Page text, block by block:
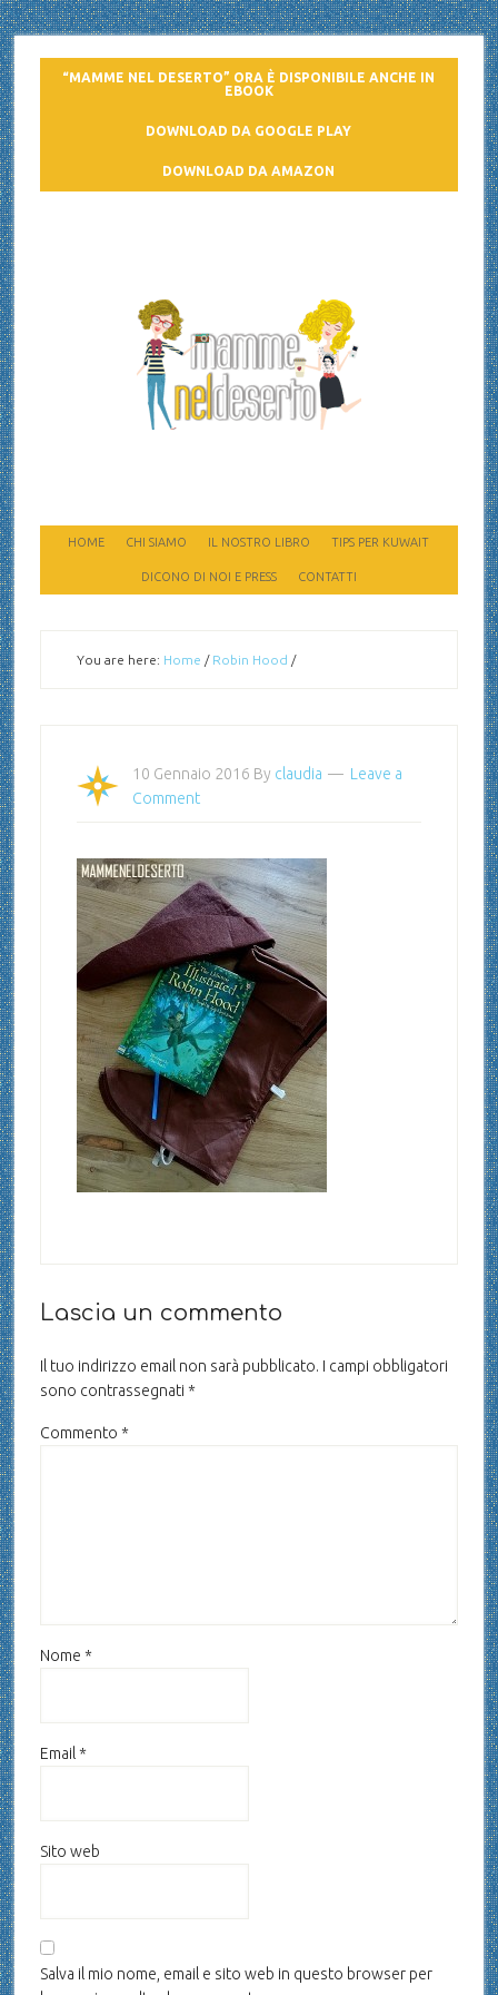
“MAMME NEL DESERTO” ORA È DISPONIBILE ANCHE IN
EBOOK
DOWNLOAD DA GOOGLE PLAY
DOWNLOAD DA AMAZON
HOME CHI SIAMO IL NOSTRO LIBRO TIPS PER KUWAIT
DICONO DI NOI E PRESS CONTATTI
You are here: Home / Robin Hood /
10 Gennaio 2016 By claudia
Leave a
Comment
Lascia un commento
Il tuo indirizzo email non sarà pubblicato. I campi obbligatori
sono contrassegnati *
Commento *
Nome *
Email *
Sito web
Salva il mio nome, email e sito web in questo browser per